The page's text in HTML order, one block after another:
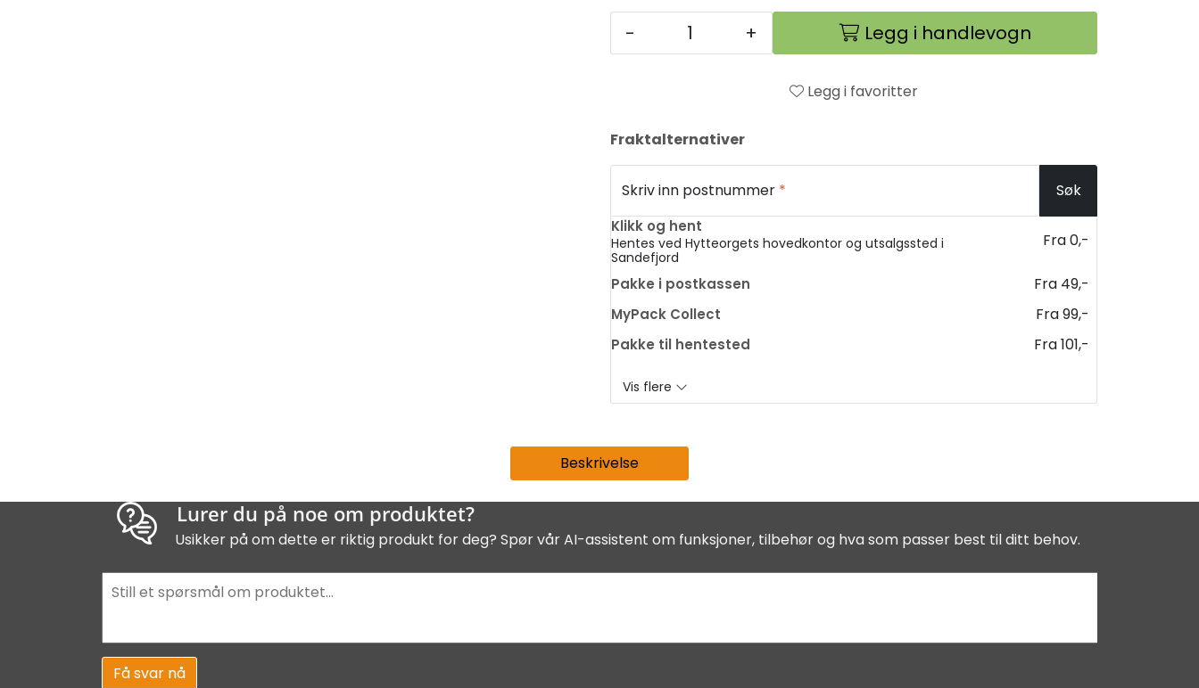
- + Legg i handlevogn
Legg i favoritter
Fraktalternativer
Skriv inn postnummer * Søk
Klikk og hent
Hentes ved Hytteorgets hovedkontor og utsalgssted i
Sandefjord
Fra 0,-
Pakke i postkassen Fra 49,-
MyPack Collect Fra 99,-
Pakke til hentested Fra 101,-
Vis flere
Beskrivelse
Lurer du på noe om produktet?
Usikker på om dette er riktig produkt for deg? Spør vår AI-assistent om funksjoner, tilbehør og hva som passer best til ditt behov.
Få svar nå